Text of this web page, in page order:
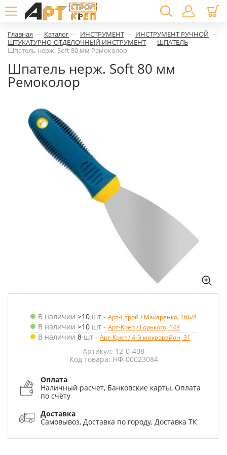
Главная — Каталог — ИНСТРУМЕНТ — ИНСТРУМЕНТ РУЧНОЙ —
ШТУКАТУРНО-ОТДЕЛОЧНЫЙ ИНСТРУМЕНТ — ШПАТЕЛЬ —
Шпатель нерж. Soft 80 мм Ремоколор
Шпатель нерж. Soft 80 мм
Ремоколор
В наличии >10 шт - Арт-Строй / Макаренко, 16Б/4
В наличии >10 шт - Арт-Креп / Горького, 148
В наличии 8 шт - Арт-Креп / 4-й микрорайон, 31
Артикул: 12-0-408
Код товара: НФ-00023084
Оплата
Наличный расчет, Банковские карты, Оплата
по счёту
Доставка
Самовывоз, Доставка по городу, Доставка ТК